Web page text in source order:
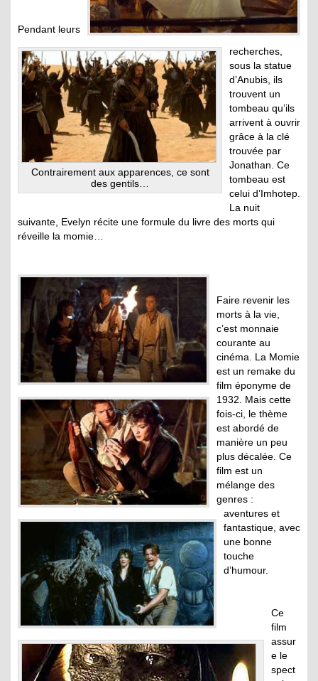
Contrairement aux apparences, ce sont
des gentils…
Pendant leurs
recherches,
sous la statue
d’Anubis, ils
trouvent un
tombeau qu’ils
arrivent à ouvrir
grâce à la clé
trouvée par
Jonathan. Ce
tombeau est
celui d’Imhotep.
La nuit
suivante, Evelyn récite une formule du livre des morts qui
réveille la momie…
Faire revenir les
morts à la vie,
c’est monnaie
courante au
cinéma. La Momie
est un remake du
film éponyme de
1932. Mais cette
fois-ci, le thème
est abordé de
manière un peu
plus décalée. Ce
film est un
mélange des
genres :
aventures et
fantastique, avec
une bonne
touche
d’humour.
Ce
film
assur
e le
spect